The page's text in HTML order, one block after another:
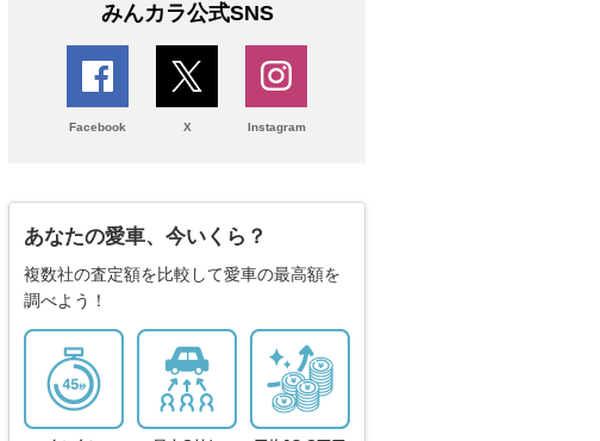
みんカラ公式SNS
Facebook X Instagram
あなたの愛車、今いくら？
複数社の査定額を比較して愛車の最高額を
調べよう！